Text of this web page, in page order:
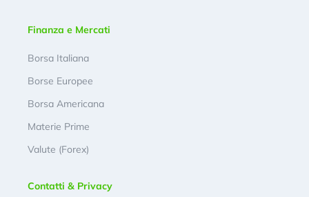
Finanza e Mercati
Borsa Italiana
Borse Europee
Borsa Americana
Materie Prime
Valute (Forex)
Contatti & Privacy